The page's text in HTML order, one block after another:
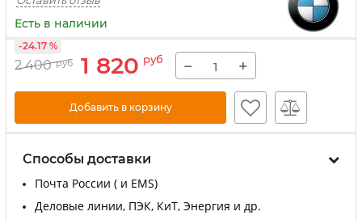
Есть в наличии
2 400 руб 1 820 руб
-24.17 %
− +
Добавить в корзину
Способы доставки
Почта России ( и EMS)
Деловые линии, ПЭК, КиТ, Энергия и др.